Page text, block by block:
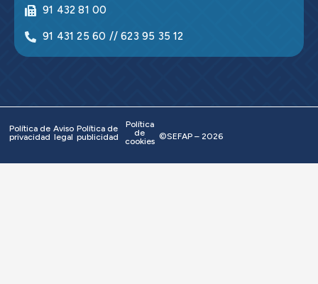
91 432 81 00
91 431 25 60 // 623 95 35 12
©SEFAP – 2026
Política de
privacidad
Aviso
legal
Política de
publicidad
Política
de
cookies